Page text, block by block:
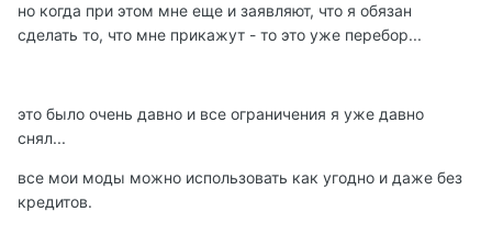
но когда при этом мне еще и заявляют, что я обязан
сделать то, что мне прикажут - то это уже перебор...
это было очень давно и все ограничения я уже давно
снял...
все мои моды можно использовать как угодно и даже без
кредитов.